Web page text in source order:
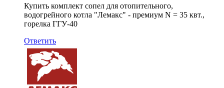
Купить комплект сопел для отопительного,
водогрейного котла "Лемакс" - премиум N = 35 квт.,
горелка ГГУ-40
Ответить